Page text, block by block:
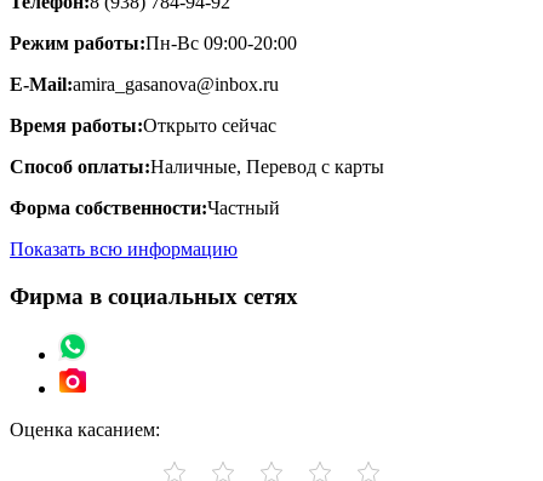
Режим работы:Пн-Вс 09:00-20:00
E-Mail:amira_gasanova@inbox.ru
Время работы:Открыто сейчас
Способ оплаты:Наличные, Перевод с карты
Форма собственности:Частный
Показать всю информацию
Фирма в социальных сетях
Оценка касанием: